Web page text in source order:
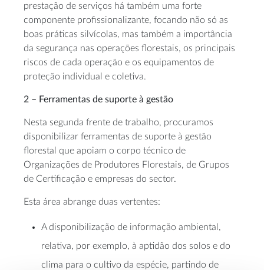
prestação de serviços há também uma forte
componente profissionalizante, focando não só as
boas práticas silvícolas, mas também a importância
da segurança nas operações florestais, os principais
riscos de cada operação e os equipamentos de
proteção individual e coletiva.
2 – Ferramentas de suporte à gestão
Nesta segunda frente de trabalho, procuramos
disponibilizar ferramentas de suporte à gestão
florestal que apoiam o corpo técnico de
Organizações de Produtores Florestais, de Grupos
de Certificação e empresas do sector.
Esta área abrange duas vertentes:
A disponibilização de informação ambiental,
relativa, por exemplo, à aptidão dos solos e do
clima para o cultivo da espécie, partindo de